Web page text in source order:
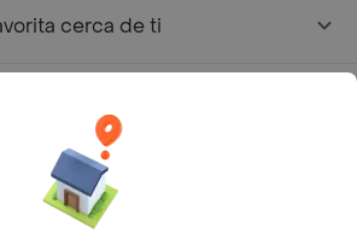
cerca de ti